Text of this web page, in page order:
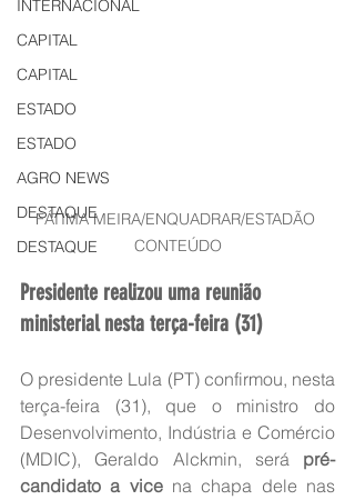
INTERNACIONAL
CAPITAL
CAPITAL
ESTADO
ESTADO
AGRO NEWS
DESTAQUE
DESTAQUE
FÁTIMA MEIRA/ENQUADRAR/ESTADÃO
CONTEÚDO
Presidente realizou uma reunião
ministerial nesta terça-feira (31)
O presidente Lula (PT) confirmou, nesta
terça-feira (31), que o ministro do
Desenvolvimento, Indústria e Comércio
(MDIC), Geraldo Alckmin, será pré-
candidato a vice na chapa dele nas